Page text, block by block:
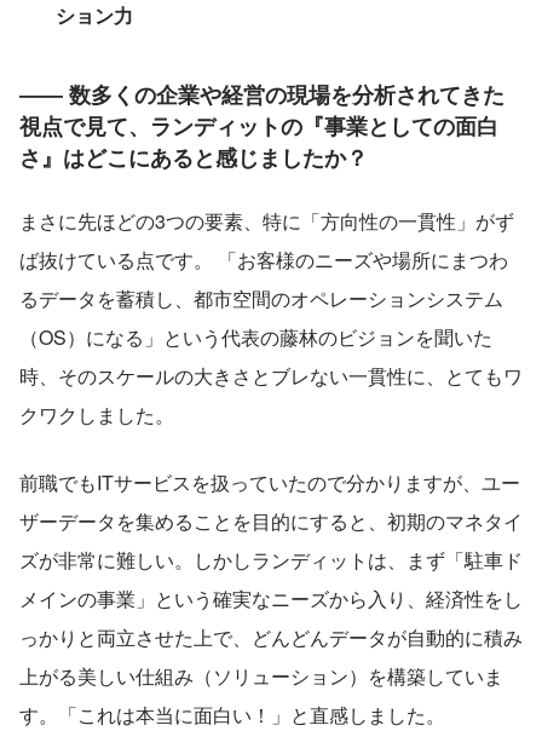
ション力
―― 数多くの企業や経営の現場を分析されてきた
視点で見て、ランディットの『事業としての面白
さ』はどこにあると感じましたか？
まさに先ほどの3つの要素、特に「方向性の一貫性」がず
ば抜けている点です。 「お客様のニーズや場所にまつわ
るデータを蓄積し、都市空間のオペレーションシステム
（OS）になる」という代表の藤林のビジョンを聞いた
時、そのスケールの大きさとブレない一貫性に、とてもワ
クワクしました。
前職でもITサービスを扱っていたので分かりますが、ユー
ザーデータを集めることを目的にすると、初期のマネタイ
ズが非常に難しい。しかしランディットは、まず「駐車ド
メインの事業」という確実なニーズから入り、経済性をし
っかりと両立させた上で、どんどんデータが自動的に積み
上がる美しい仕組み（ソリューション）を構築していま
す。「これは本当に面白い！」と直感しました。